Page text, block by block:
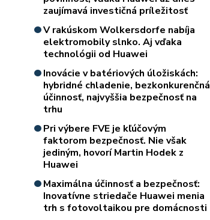
zaujímavá investičná príležitosť
V rakúskom Wolkersdorfe nabíja
elektromobily slnko. Aj vďaka
technológii od Huawei
Inovácie v batériových úložiskách:
hybridné chladenie, bezkonkurenčná
účinnosť, najvyššia bezpečnosť na
trhu
Pri výbere FVE je kľúčovým
faktorom bezpečnosť. Nie však
jediným, hovorí Martin Hodek z
Huawei
Maximálna účinnosť a bezpečnosť:
Inovatívne striedače Huawei menia
trh s fotovoltaikou pre domácnosti